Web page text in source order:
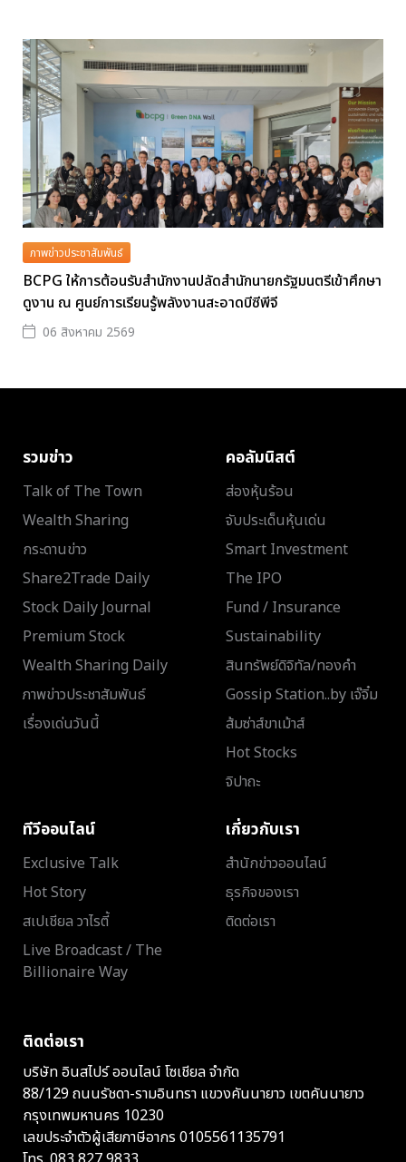
ภาพข่าวประชาสัมพันธ์
BCPG ให้การต้อนรับสำนักงานปลัดสำนักนายกรัฐมนตรีเข้าศึกษา
ดูงาน ณ ศูนย์การเรียนรู้พลังงานสะอาดบีซีพีจี
06 สิงหาคม 2569
รวมข่าว
Talk of The Town
Wealth Sharing
กระดานข่าว
Share2Trade Daily
Stock Daily Journal
Premium Stock
Wealth Sharing Daily
ภาพข่าวประชาสัมพันธ์
เรื่องเด่นวันนี้
คอลัมนิสต์
ส่องหุ้นร้อน
จับประเด็นหุ้นเด่น
Smart Investment
The IPO
Fund / Insurance
Sustainability
สินทรัพย์ดิจิทัล/ทองคำ
Gossip Station..by เจ๊จิ๋ม
ส้มซ่าส์ขาเม้าส์
Hot Stocks
จิปาถะ
ทีวีออนไลน์
Exclusive Talk
Hot Story
สเปเชียล วาไรตี้
Live Broadcast / The
Billionaire Way
เกี่ยวกับเรา
สำนักข่าวออนไลน์
ธุรกิจของเรา
ติดต่อเรา
ติดต่อเรา
บริษัท อินสไปร์ ออนไลน์ โซเชียล จำกัด
88/129 ถนนรัชดา-รามอินทรา แขวงคันนายาว เขตคันนายาว
กรุงเทพมหานคร 10230
เลขประจำตัวผู้เสียภาษีอากร 0105561135791